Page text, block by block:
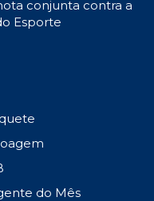
conjunta contra a
Esporte
do Mês